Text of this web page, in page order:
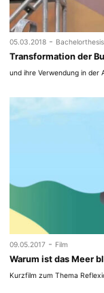
05.03.2018 - Bachelorthesis
Transformation der
und ihre Verwendung in der
09.05.2017 - Film
Warum ist das Meer
Kurzfilm zum Thema